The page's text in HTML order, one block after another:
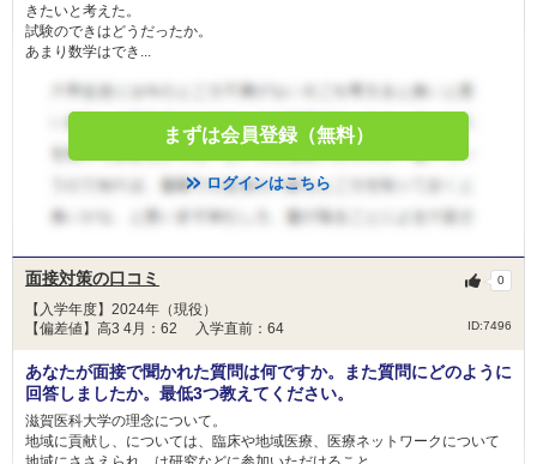
きたいと考えた。
試験のできはどうだったか。
あまり数学はでき...
まずは会員登録（無料）
ログインはこちら
面接対策の口コミ
【入学年度】2024年（現役）
【偏差値】高3 4月：62 入学直前：64
ID:7496
0
あなたが面接で聞かれた質問は何ですか。また質問にどのように
回答しましたか。最低3つ教えてください。
滋賀医科大学の理念について。
地域に貢献し、については、臨床や地域医療、医療ネットワークについて